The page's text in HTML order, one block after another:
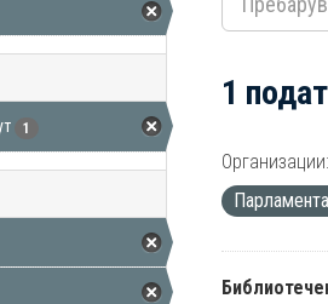
1
1
Организации: